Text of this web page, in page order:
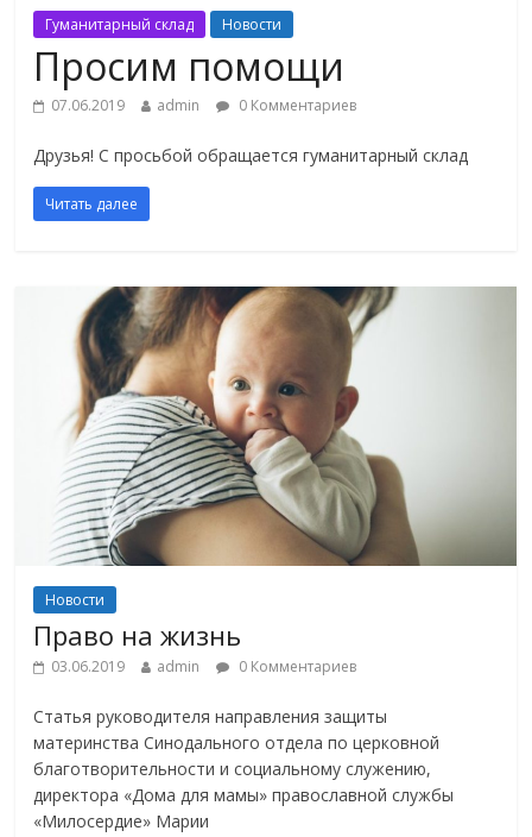
Гуманитарный склад Новости
Просим помощи
07.06.2019 admin 0 Комментариев
Друзья! С просьбой обращается гуманитарный склад
Читать далее
Новости
Право на жизнь
03.06.2019 admin 0 Комментариев
Статья руководителя направления защиты
материнства Синодального отдела по церковной
благотворительности и социальному служению,
директора «Дома для мамы» православной службы
«Милосердие» Марии